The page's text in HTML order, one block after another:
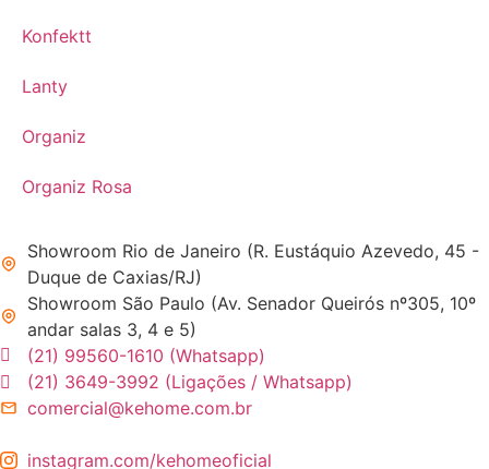
Konfektt
Lanty
Organiz
Organiz Rosa
Showroom Rio de Janeiro (R. Eustáquio Azevedo, 45 -
Duque de Caxias/RJ)
Showroom São Paulo (Av. Senador Queirós nº305, 10º
andar salas 3, 4 e 5)
(21) 99560-1610 (Whatsapp)
(21) 3649-3992 (Ligações / Whatsapp)
comercial@kehome.com.br
instagram.com/kehomeoficial